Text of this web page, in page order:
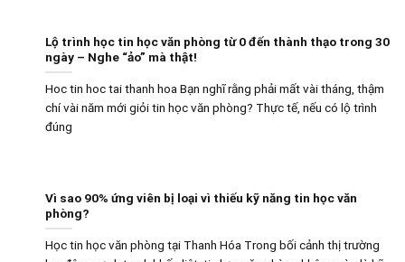
Lộ trình học tin học văn phòng từ 0 đến thành thạo trong 30
ngày – Nghe “ảo” mà thật!
Hoc tin hoc tai thanh hoa Bạn nghĩ rằng phải mất vài tháng, thậm
chí vài năm mới giỏi tin học văn phòng? Thực tế, nếu có lộ trình
đúng
Vì sao 90% ứng viên bị loại vì thiếu kỹ năng tin học văn
phòng?
Học tin học văn phòng tại Thanh Hóa Trong bối cảnh thị trường